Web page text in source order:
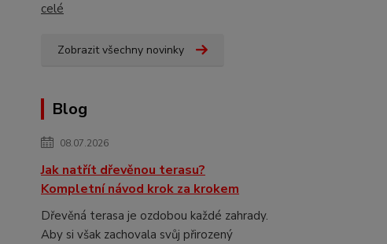
celé
Zobrazit všechny novinky
Blog
08.07.2026
Jak natřít dřevěnou terasu?
Kompletní návod krok za krokem
Dřevěná terasa je ozdobou každé zahrady.
Aby si však zachovala svůj přirozený